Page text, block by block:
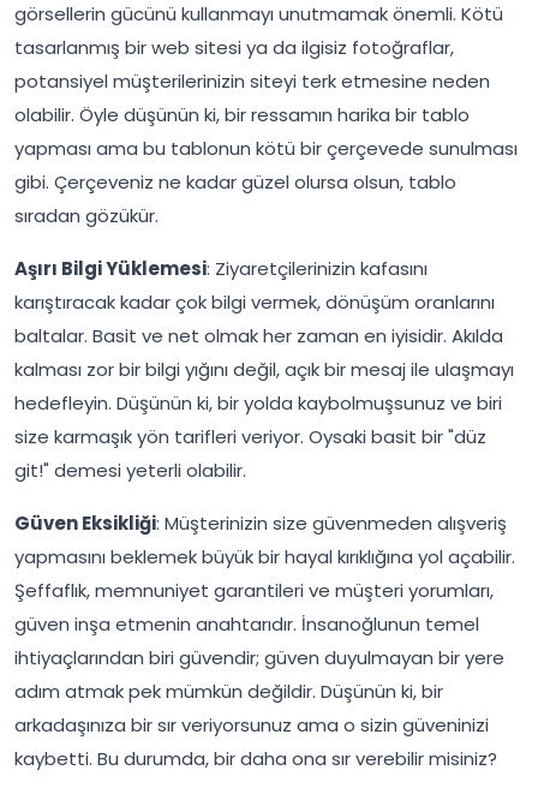
görsellerin gücünü kullanmayı unutmamak önemli. Kötü
tasarlanmış bir web sitesi ya da ilgisiz fotoğraflar,
potansiyel müşterilerinizin siteyi terk etmesine neden
olabilir. Öyle düşünün ki, bir ressamın harika bir tablo
yapması ama bu tablonun kötü bir çerçevede sunulması
gibi. Çerçeveniz ne kadar güzel olursa olsun, tablo
sıradan gözükür.
Aşırı Bilgi Yüklemesi: Ziyaretçilerinizin kafasını
karıştıracak kadar çok bilgi vermek, dönüşüm oranlarını
baltalar. Basit ve net olmak her zaman en iyisidir. Akılda
kalması zor bir bilgi yığını değil, açık bir mesaj ile ulaşmayı
hedefleyin. Düşünün ki, bir yolda kaybolmuşsunuz ve biri
size karmaşık yön tarifleri veriyor. Oysaki basit bir "düz
git!" demesi yeterli olabilir.
Güven Eksikliği: Müşterinizin size güvenmeden alışveriş
yapmasını beklemek büyük bir hayal kırıklığına yol açabilir.
Şeffaflık, memnuniyet garantileri ve müşteri yorumları,
güven inşa etmenin anahtarıdır. İnsanoğlunun temel
ihtiyaçlarından biri güvendir; güven duyulmayan bir yere
adım atmak pek mümkün değildir. Düşünün ki, bir
arkadaşınıza bir sır veriyorsunuz ama o sizin güveninizi
kaybetti. Bu durumda, bir daha ona sır verebilir misiniz?